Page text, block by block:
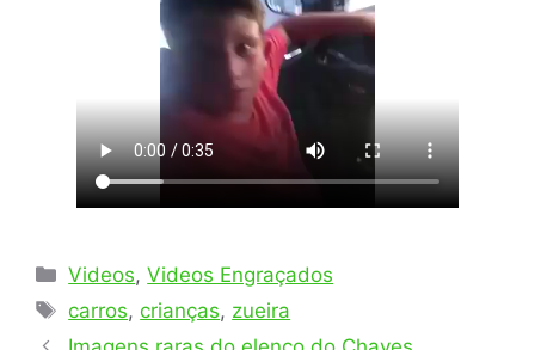
Categorias
Videos,Videos Engraçados
Tags
carros, crianças, zueira